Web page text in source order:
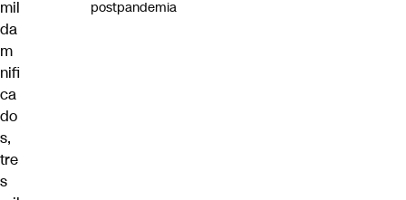
mil
da
m
nifi
ca
do
s,
tre
s
postpandemia